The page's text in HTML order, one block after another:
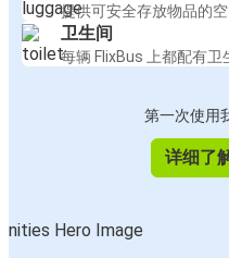
提供可安全存放物品的
卫生间
每辆 FlixBus 上都配有卫
第一次使用
详细了